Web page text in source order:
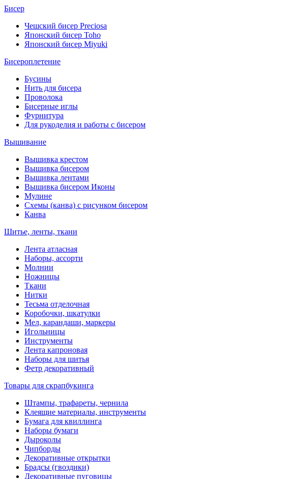
Бисер
Чешский бисер Preciosa
Японский бисер Toho
Японский бисер Miyuki
Бисероплетение
Бусины
Нить для бисера
Проволока
Бисерные иглы
Фурнитура
Для рукоделия и работы с бисером
Вышивание
Вышивка крестом
Вышивка бисером
Вышивка лентами
Вышивка бисером Иконы
Мулине
Схемы (канва) с рисунком бисером
Канва
Шитье, ленты, ткани
Лента атласная
Наборы, ассорти
Молнии
Ножницы
Ткани
Нитки
Тесьма отделочная
Коробочки, шкатулки
Мел, карандаши, маркеры
Игольницы
Инструменты
Лента капроновая
Наборы для шитья
Фетр декоративный
Товары для скрапбукинга
Штампы, трафареты, чернила
Клеящие материалы, инструменты
Бумага для квиллинга
Наборы бумаги
Дыроколы
Чипборды
Декоративные открытки
Брадсы (гвоздики)
Декоративные пуговицы